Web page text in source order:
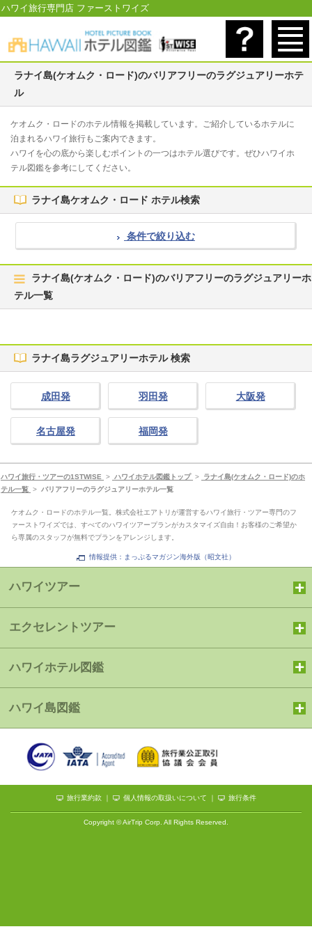
ハワイ旅行専門店 ファーストワイズ
ラナイ島(ケオムク・ロード)のバリアフリーのラグジュアリーホテ
ル
ケオムク・ロードのホテル情報を掲載しています。ご紹介しているホテルに
泊まれるハワイ旅行もご案内できます。
ハワイを心の底から楽しむポイントの一つはホテル選びです。ぜひハワイホ
テル図鑑を参考にしてください。
ラナイ島ケオムク・ロード ホテル検索
条件で絞り込む
ラナイ島(ケオムク・ロード)のバリアフリーのラグジュアリーホ
テル一覧
ラナイ島ラグジュアリーホテル 検索
成田発 羽田発 大阪発
名古屋発 福岡発
ハワイ旅行・ツアーの1STWISE > ハワイホテル図鑑トップ >
ラナイ島(ケオムク・ロード)のホ
テル一覧 >バリアフリーのラグジュアリーホテル一覧
ケオムク・ロードのホテル一覧。株式会社エアトリが運営するハワイ旅行・ツアー専門のフ
ァーストワイズでは、すべてのハワイツアープランがカスタマイズ自由！お客様のご希望か
ら専属のスタッフが無料でプランをアレンジします。
情報提供：まっぷるマガジン海外版（昭文社）
ハワイツアー
エクセレントツアー
ハワイホテル図鑑
ハワイ島図鑑
旅行業約款｜ 個人情報の取扱いについて ｜ 旅行条件
Copyright © AirTrip Corp. All Rights Reserved.